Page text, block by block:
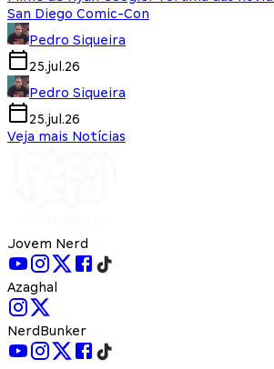
San Diego Comic-Con
Pedro Siqueira
25.jul.26
Pedro Siqueira
25.jul.26
Veja mais Notícias
Jovem Nerd
Azaghal
NerdBunker